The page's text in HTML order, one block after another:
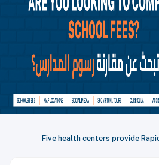
Five health centers provide